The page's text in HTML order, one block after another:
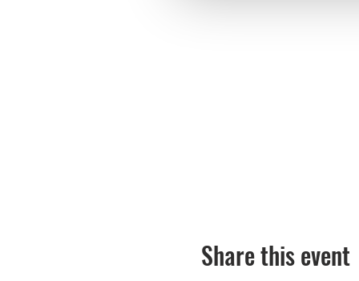
Share this event